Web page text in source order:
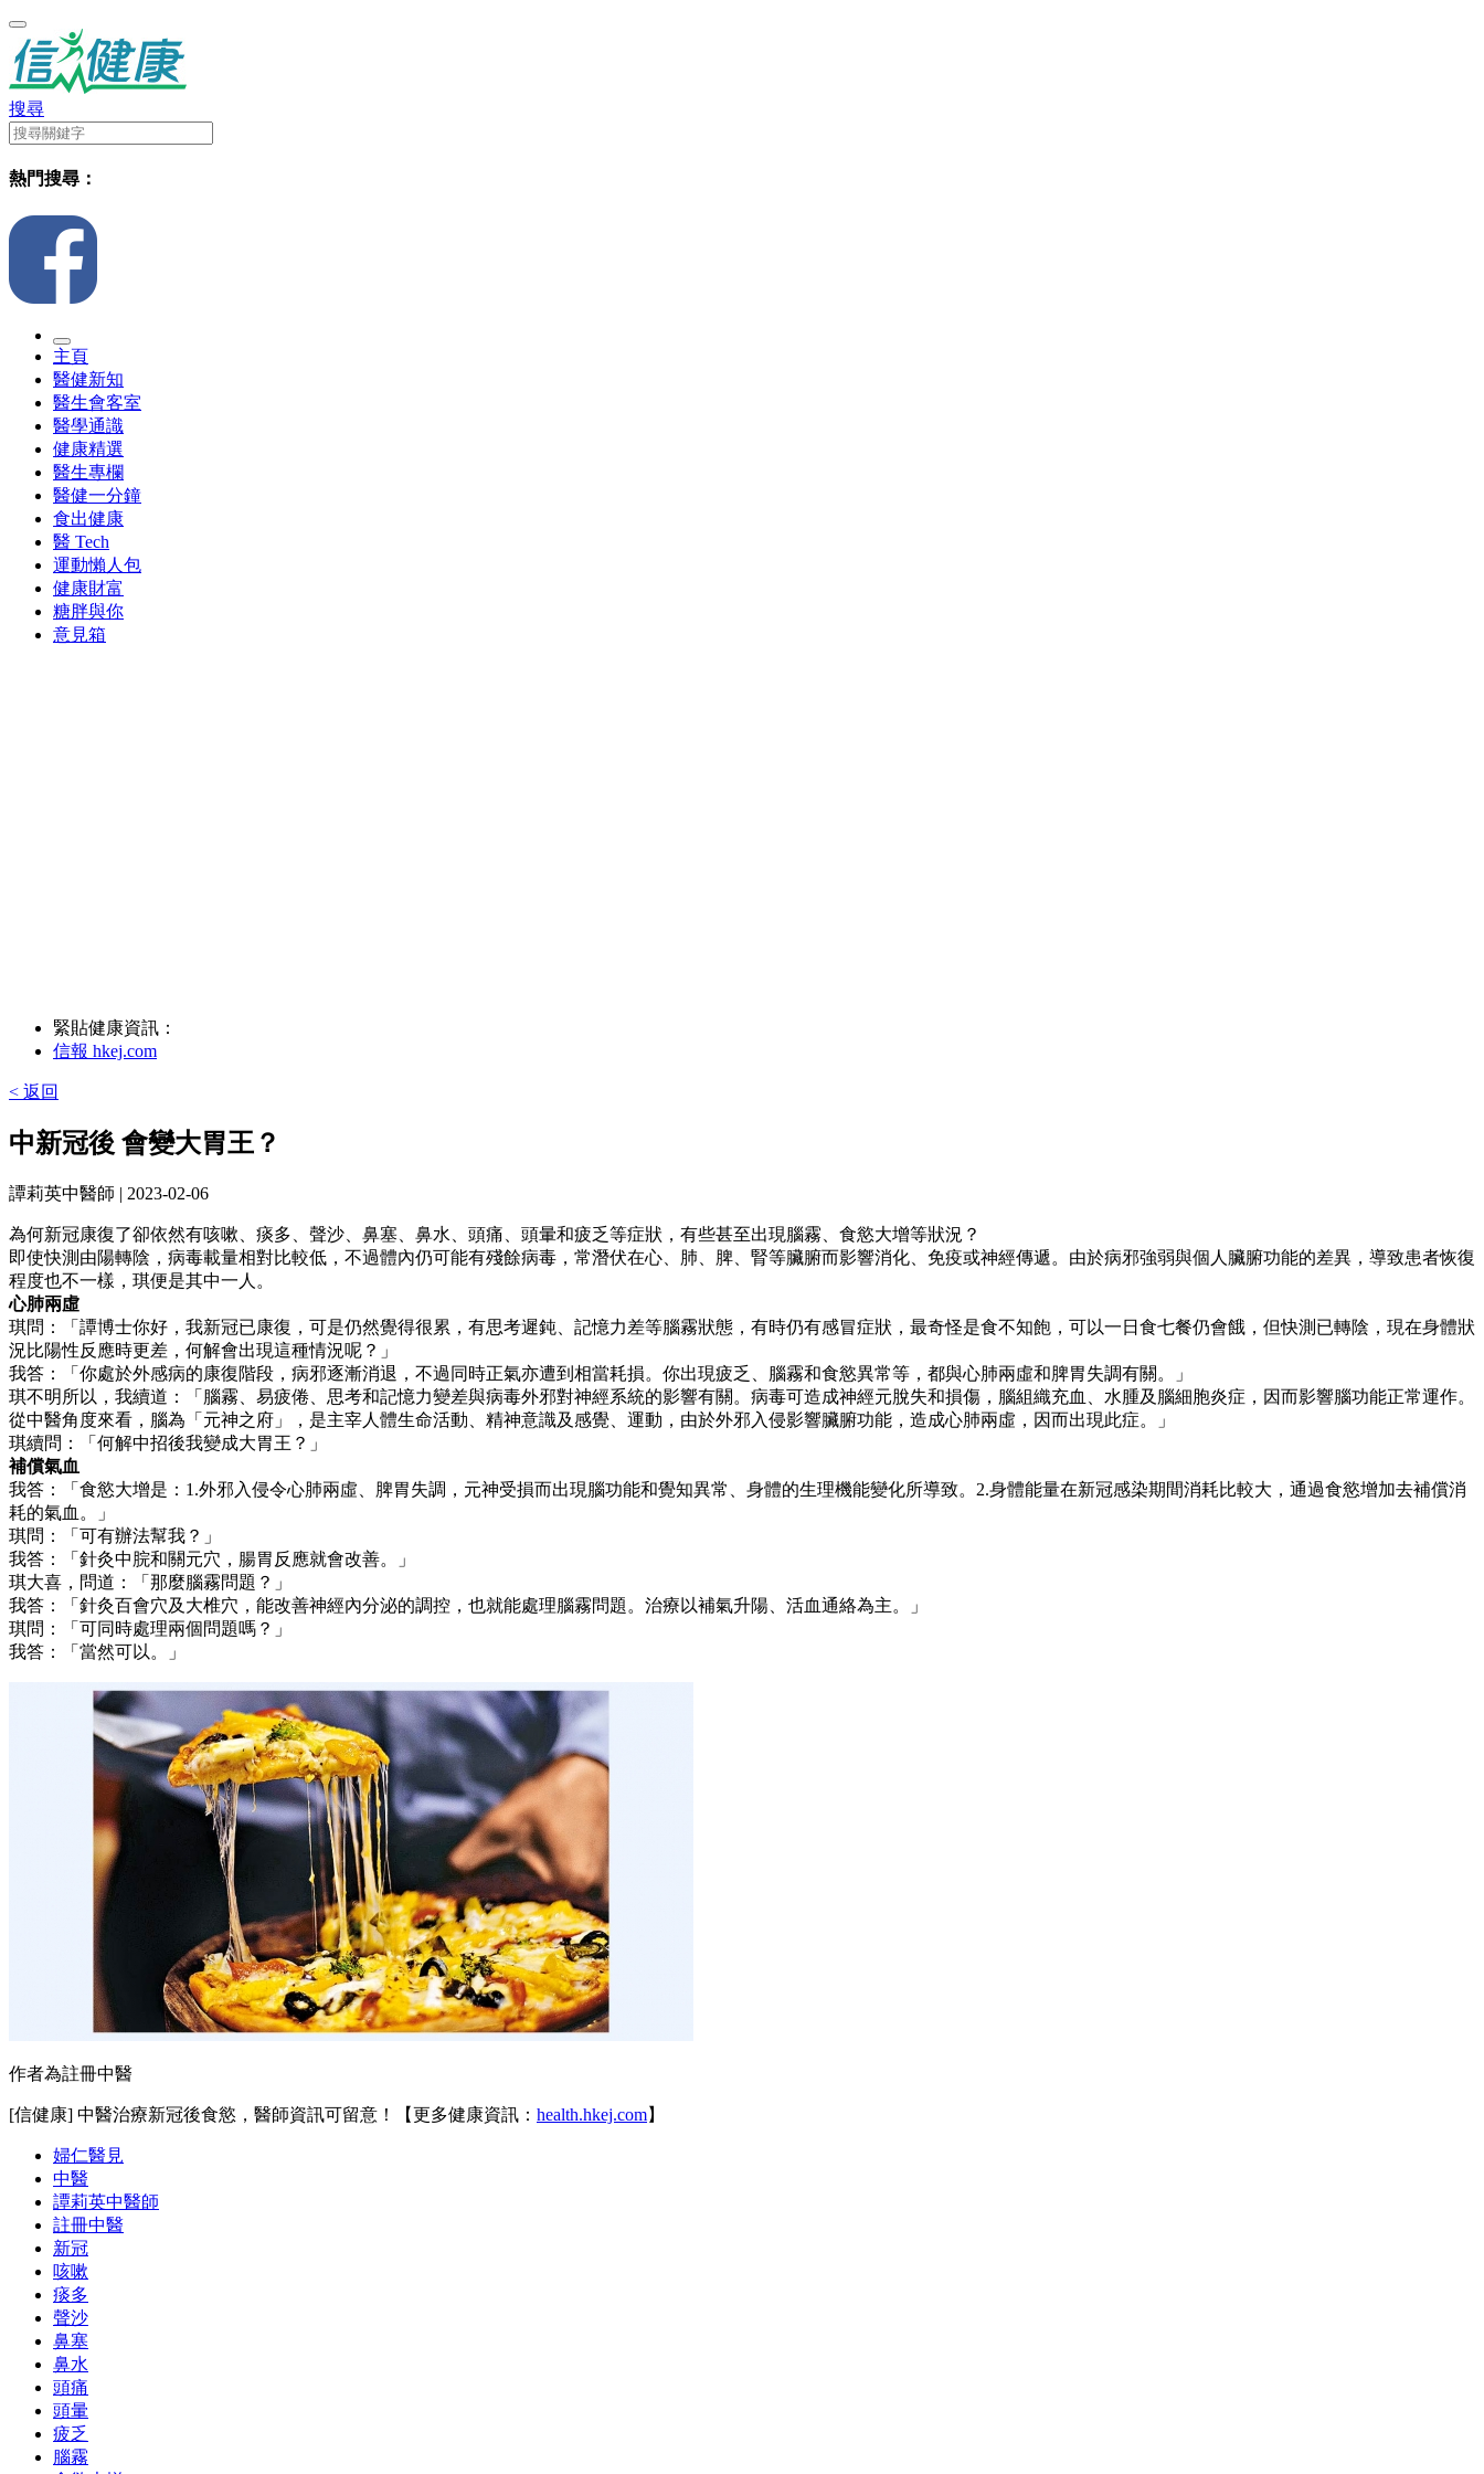
搜尋
熱門搜尋：
主頁
醫健新知
醫生會客室
醫學通識
健康精選
醫生專欄
醫健一分鐘
食出健康
醫 Tech
運動懶人包
健康財富
糖胖與你
意見箱
緊貼健康資訊：
信報 hkej.com
< 返回
中新冠後 會變大胃王？
譚莉英中醫師 | 2023-02-06
為何新冠康復了卻依然有咳嗽、痰多、聲沙、鼻塞、鼻水、頭痛、頭暈和疲乏等症狀，有些甚至出現腦霧、食慾大增等狀況？
即使快測由陽轉陰，病毒載量相對比較低，不過體內仍可能有殘餘病毒，常潛伏在心、肺、脾、腎等臟腑而影響消化、免疫或神經傳遞。由於病邪強弱與個人臟腑功能的差異，導致患者恢復
程度也不一樣，琪便是其中一人。
心肺兩虛
琪問：「譚博士你好，我新冠已康復，可是仍然覺得很累，有思考遲鈍、記憶力差等腦霧狀態，有時仍有感冒症狀，最奇怪是食不知飽，可以一日食七餐仍會餓，但快測已轉陰，現在身體狀
況比陽性反應時更差，何解會出現這種情況呢？」
我答：「你處於外感病的康復階段，病邪逐漸消退，不過同時正氣亦遭到相當耗損。你出現疲乏、腦霧和食慾異常等，都與心肺兩虛和脾胃失調有關。」
琪不明所以，我續道：「腦霧、易疲倦、思考和記憶力變差與病毒外邪對神經系統的影響有關。病毒可造成神經元脫失和損傷，腦組織充血、水腫及腦細胞炎症，因而影響腦功能正常運作。
從中醫角度來看，腦為「元神之府」，是主宰人體生命活動、精神意識及感覺、運動，由於外邪入侵影響臟腑功能，造成心肺兩虛，因而出現此症。」
琪續問：「何解中招後我變成大胃王？」
補償氣血
我答：「食慾大增是：1.外邪入侵令心肺兩虛、脾胃失調，元神受損而出現腦功能和覺知異常、身體的生理機能變化所導致。2.身體能量在新冠感染期間消耗比較大，通過食慾增加去補償消
耗的氣血。」
琪問：「可有辦法幫我？」
我答：「針灸中脘和關元穴，腸胃反應就會改善。」
琪大喜，問道：「那麼腦霧問題？」
我答：「針灸百會穴及大椎穴，能改善神經內分泌的調控，也就能處理腦霧問題。治療以補氣升陽、活血通絡為主。」
琪問：「可同時處理兩個問題嗎？」
我答：「當然可以。」
作者為註冊中醫
[信健康] 中醫治療新冠後食慾，醫師資訊可留意！【更多健康資訊： health.hkej.com】
婦仁醫見
中醫
譚莉英中醫師
註冊中醫
新冠
咳嗽
痰多
聲沙
鼻塞
鼻水
頭痛
頭暈
疲乏
腦霧